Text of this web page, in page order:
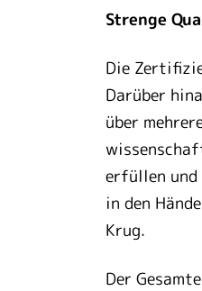
Strenge
Die
Darüber
über
erfüllen und
in den
Krug.
Der